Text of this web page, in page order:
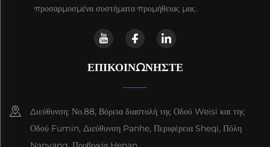
προσαρμοσμένα συστήματα προμήθειας μας.
ΕΠΙΚΟΙΝΩΝΉΣΤΕ
Διεύθυνση: Νο.88, Βόρεια διαστολή της Οδού Weisi και της
Οδού Fumin, Διεύθυνση Panhe, Περιφέρεια Sheqi, Πόλη